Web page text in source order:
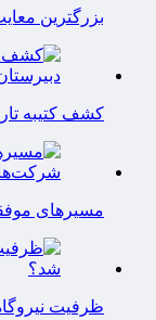
بزرگترین
کشف کتیبه
مسیرهای
ظرفیت